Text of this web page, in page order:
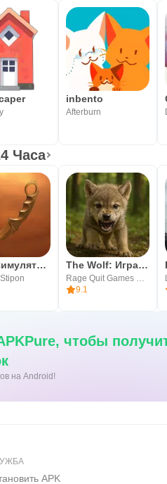
inbento
Afterburn
Часа
Кейс Симулятор Станок Бокс The Wolf: Игра про животных
9.1
чтобы
на Android!
APK